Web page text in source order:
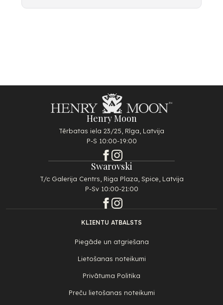
Henry Moon
Tērbatas iela 23/25, Rīga, Latvija
P-S 10:00-19:00
Swarovski
T/c Galerija Centrs, Riga Plaza, Spice, Latvija
P-Sv 10:00-21:00
KLIENTU ATBALSTS
Piegāde un atgriešana
Lietošanas noteikumi
Privātuma Politika
Preču lietošanas noteikumi